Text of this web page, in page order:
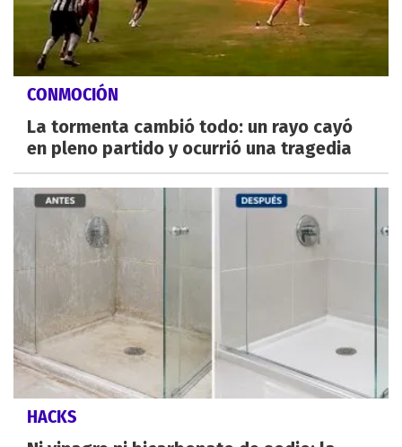
CONMOCIÓN
La tormenta cambió todo: un rayo cayó
en pleno partido y ocurrió una tragedia
HACKS